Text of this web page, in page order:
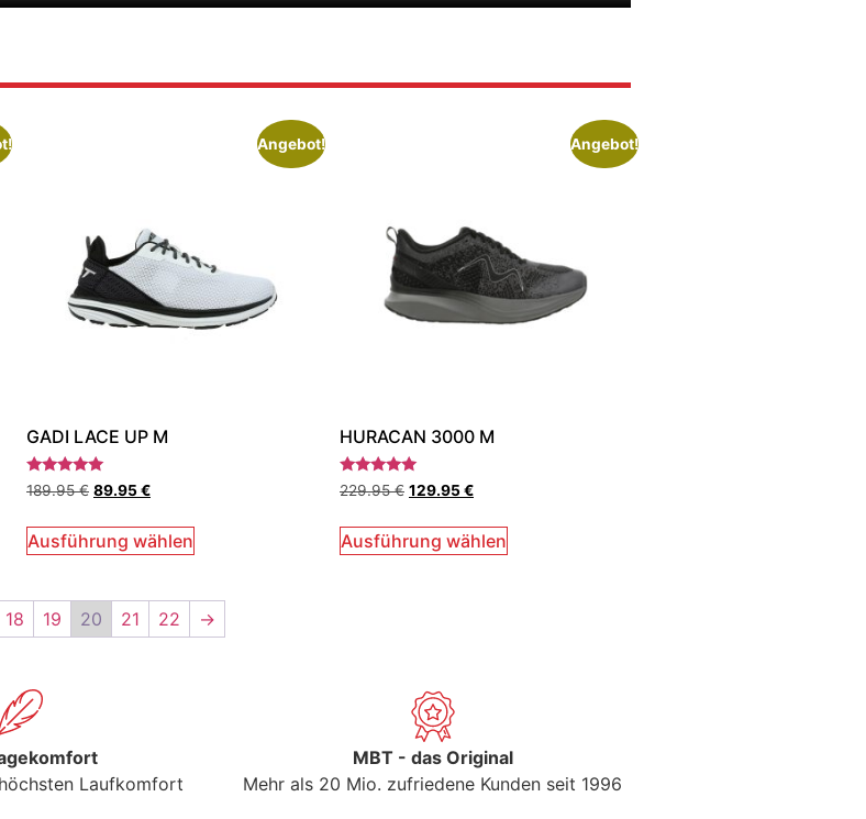
Angebot!
GADI LACE UP M
Bewertet
mit
von 5
189.95€ 89.95€
Ausführung wählen
Angebot!
HURACAN 3000 M
Bewertet
mit
von 5
229.95€ 129.95€
Ausführung wählen
18 19 20 21 22 →
Laufkomfort
MBT - das Original
Mehr als 20 Mio. zufriedene Kunden seit 1996